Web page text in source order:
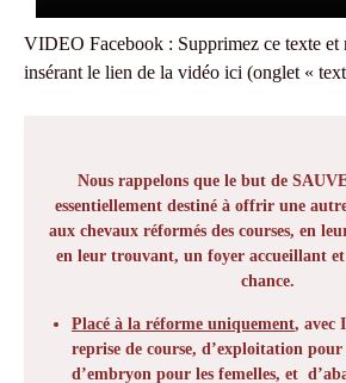
VIDEO Facebook : Supprimez ce texte et
insérant le lien de la vidéo ici (onglet «
Nous rappelons que le but de
essentiellement destiné à offrir une
aux chevaux réformés des courses, en
en leur trouvant, un foyer accueillant
chance.
Placé à la réforme uniquement, avec
reprise de course, d’exploitation
d’embryon pour les femelles, et